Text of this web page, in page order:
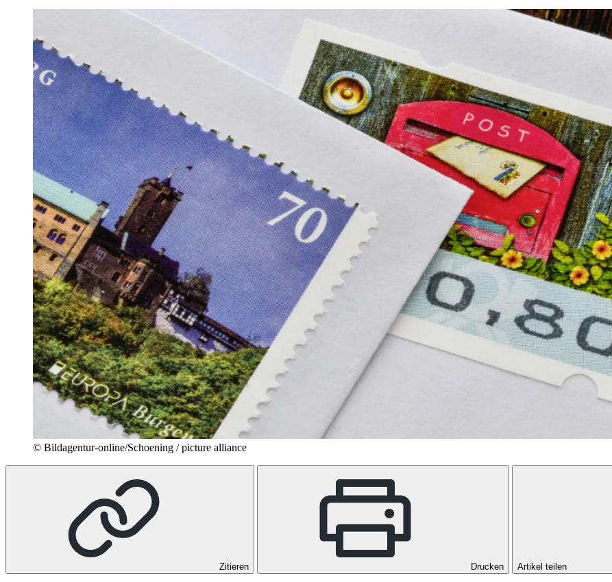
© Bildagentur-online/Schoening / picture alliance
Zitieren Drucken Artikel teilen